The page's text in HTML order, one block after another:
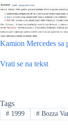
Kamion Mercedes sa
Vrati se na tekst
Tags
#1999 #Bozza